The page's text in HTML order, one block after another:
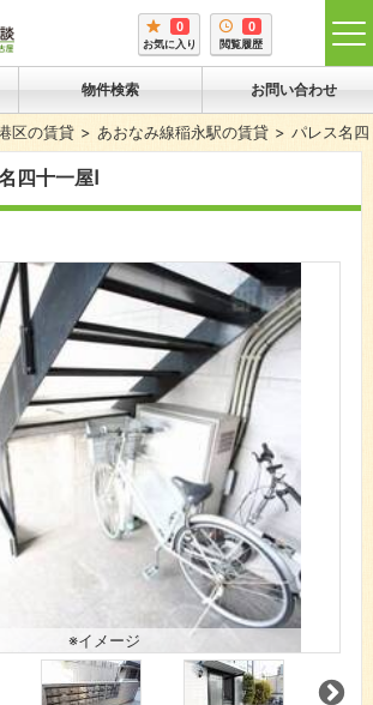
0
お気に入り
0
閲覧履歴
物件検索 お問い合わせ
区の賃貸 あおなみ線稲永駅の賃貸 パレス名四
四十一屋Ⅰ
※イメージ